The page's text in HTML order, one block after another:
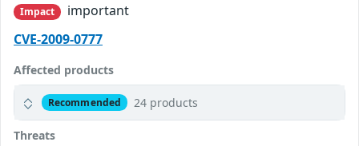
Impact
important
CVE-2009-0777
Affected products
Recommended 24 products
Threats